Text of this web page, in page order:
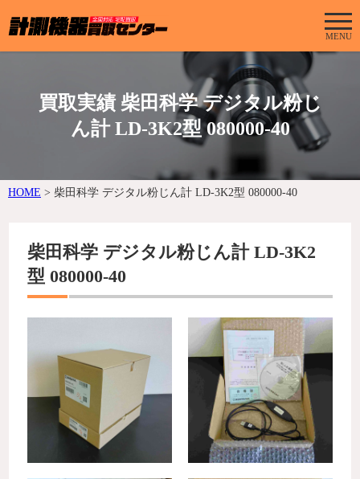
MENU
買取実績 柴田科学 デジタル粉じ
ん計 LD-3K2型 080000-40
HOME > 柴田科学 デジタル粉じん計 LD-3K2型 080000-40
柴田科学 デジタル粉じん計 LD-3K2
型 080000-40